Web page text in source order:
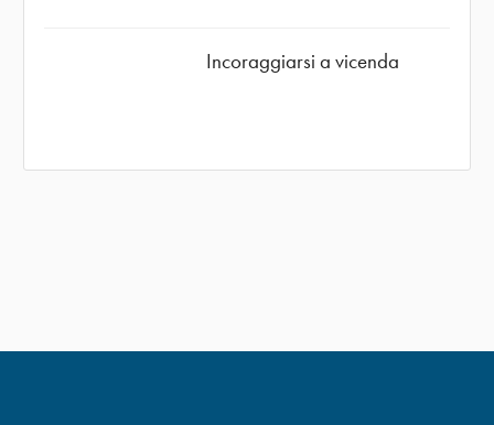
Incoraggiarsi a vicenda